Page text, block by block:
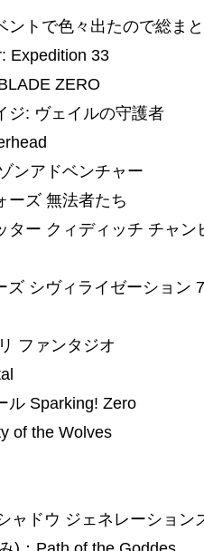
ントで色々出たので総ま
Expedition 33
ZERO
ジ: ヴェイルの守護者
ンアドベンチャー
ーズ 無法者たち
ター クィディッチ チャン
ズ シヴィライゼーション 7
ファンタジオ
ル Sparking! Zero
of the Wolves
ャドウ ジェネレーション